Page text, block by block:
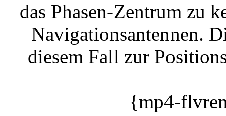
das Phasen-Zentrum zu
Navigationsantennen.
diesem Fall zur
{mp4-